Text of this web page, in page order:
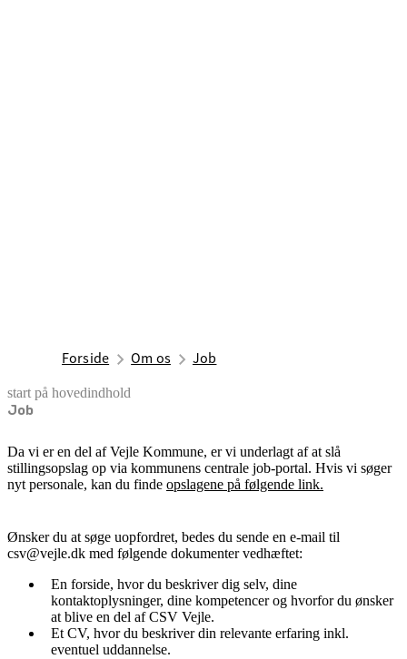
Forside Om os Job
start på hovedindhold
Job
senest opdateret 2. maj 2025
Da vi er en del af Vejle Kommune, er vi underlagt af at slå
stillingsopslag op via kommunens centrale job-portal. Hvis vi søger
nyt personale, kan du finde opslagene på følgende link.
Ønsker du at søge uopfordret, bedes du sende en e-mail til
csv@vejle.dk med følgende dokumenter vedhæftet:
En forside, hvor du beskriver dig selv, dine
kontaktoplysninger, dine kompetencer og hvorfor du ønsker
at blive en del af CSV Vejle.
Et CV, hvor du beskriver din relevante erfaring inkl.
eventuel uddannelse.